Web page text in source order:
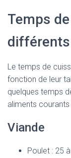
Temps
Le temps de
fonction de leur
quelques temps
aliments courants
Viande
Poulet : 25